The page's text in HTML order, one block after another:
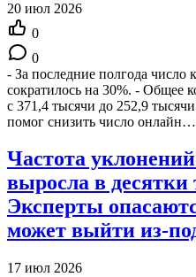
20 июл 2026
0
0
- За последние полгода число
сократилось на 30%. - Общее
с 371,4 тысячи до 252,9
помог снизить число онлайн…
Частота
выросла в десятки
Эксперты
может выйти из-
17 июл 2026